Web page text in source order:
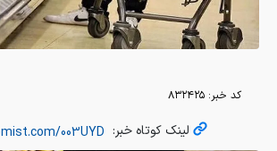
کد خبر: ۸۳۲۴۲۵
لینک کوتاه خبر: